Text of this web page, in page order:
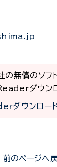
無償のソフ
ダウンロ
ウンロー
前のページへ